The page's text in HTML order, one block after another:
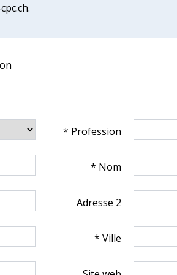
* Profession
* Nom
Adresse 2
* Ville